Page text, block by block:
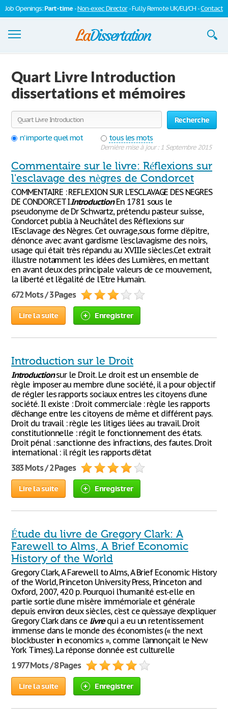
Job Openings:Part-time -Non-exec Director- Fully Remote UK/EU/CH -Contact
S'inscrire
Se connecter
Contactez-nous
Quart Livre Introduction
dissertations et mémoires
Recherche
n'importe quel mot
tous les mots
Dernière mise à jour : 1 Septembre 2015
Commentaire sur le livre: Réflexions sur
l'esclavage des nègres de Condorcet
COMMENTAIRE : REFLEXION SUR L'ESCLAVAGE DES NEGRES
DE CONDORCET I.IntroductionEn 1781 sous le
pseudonyme de Dr Schwartz, prétendu pasteur suisse,
Condorcet publia à Neuchâtel des Réflexions sur
l’Esclavage des Nègres. Cet ouvrage,sous forme d'épitre,
dénonce avec avant gardisme l'esclavagisme des noirs,
usage qui était très répandu au XVIIIe siècles.Cet extrait
illustre notamment les idées des Lumières, en mettant
en avant deux des principale valeurs de ce mouvement,
la liberté et l'égalité de l'Etre Humain.
672 Mots / 3 Pages
Lire la suite Enregistrer
Introduction sur le Droit
Introductionsur le Droit. Le droit est un ensemble de
règle imposer au membre d’une société, il a pour objectif
de régler les rapports sociaux entres les citoyens d’une
société. Il existe : Droit commerciale : règle les rapports
d’échange entre les citoyens de même et différent pays.
Droit du travail : règle les litiges liées au travail. Droit
constitutionnelle : régit le fonctionnement des états.
Droit pénal : sanctionne des infractions, des fautes. Droit
international : il régit les rapports d’état
383 Mots / 2 Pages
Lire la suite Enregistrer
Étude du livre de Gregory Clark: A
Farewell to Alms, A Brief Economic
History of the World
Gregory Clark, A Farewell to Alms, A Brief Economic History
of the World, Princeton University Press, Princeton and
Oxford, 2007, 420 p. Pourquoi l’humanité est-elle en
partie sortie d’une misère immémoriale et générale
depuis environ deux siècles, c’est ce qu’essaye d’expliquer
Gregory Clark dans ce livrequi a eu un retentissement
immense dans le monde des économistes (« the next
blockbuster in economics », comme l’annonçait le New
York Times). La réponse donnée est culturelle
1 977 Mots / 8 Pages
Lire la suite Enregistrer